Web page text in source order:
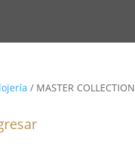
/ MASTER COLLECTION